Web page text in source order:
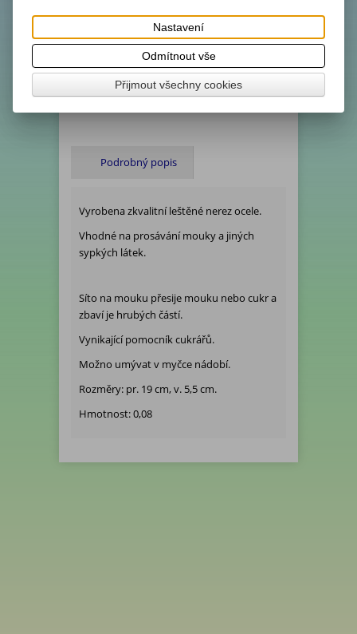
***1206432*doprodej
Ihned expedujeme - Termín dodání (dny):1
Hmotnost:0,08 kg
Počet v balení:1 ks
Podrobný popis
Vyrobena zkvalitní leštěné nerez ocele.
Vhodné na prosávání mouky a jiných
sypkých látek.
Síto na mouku přesije mouku nebo cukr a
zbaví je hrubých částí.
Vynikající pomocník cukrářů.
Možno umývat v myčce nádobí.
Rozměry: pr. 19 cm, v. 5,5 cm.
Hmotnost: 0,08
Nastavení
Odmítnout vše
Přijmout všechny cookies